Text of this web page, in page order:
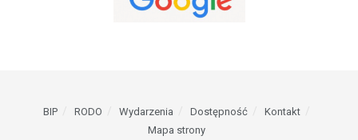
BIP RODO Wydarzenia Dostępność
Kontakt
Mapa strony